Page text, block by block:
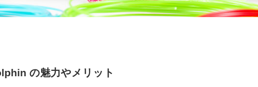
の魅力やメリット